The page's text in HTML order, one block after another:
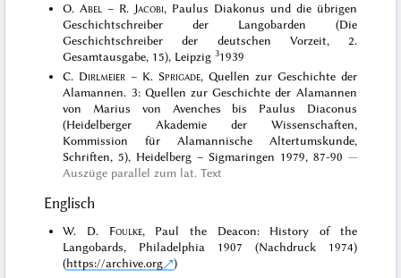
O.Abel – R. Jacobi, Paulus Diakonus und die übrigen
Geschichtschreiber der Langobarden (Die
Geschichtschreiber der deutschen Vorzeit, 2.
Gesamtausgabe, 15), Leipzig31939
C. Dirlmeier – K. Sprigade, Quellen zur Geschichte der
Alamannen. 3: Quellen zur Geschichte der Alamannen
von Marius von Avenches bis Paulus Diaconus
(Heidelberger Akademie der Wissenschaften,
Kommission für Alamannische Altertumskunde,
Schriften, 5), Heidelberg – Sigmaringen 1979, 87-90
Auszüge parallel zum lat. Text
Englisch
W. D. Foulke, Paul the Deacon: History of the
Langobards, Philadelphia 1907 (Nachdruck 1974)
(https://archive.org )